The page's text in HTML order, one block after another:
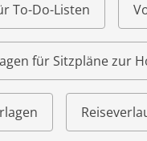
To-Do-Listen
für Sitzpläne zur